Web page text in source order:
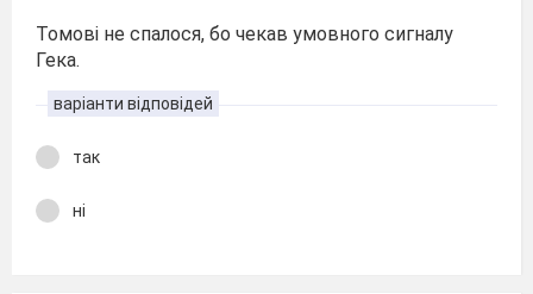
Томові не спалося, бо чекав умовного сигналу
Гека.
варіанти відповідей
так
ні